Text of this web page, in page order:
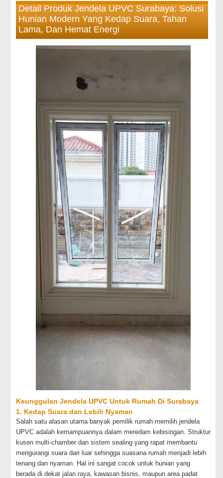
Detail Produk Jendela UPVC Surabaya: Solusi
Hunian Modern Yang Kedap Suara, Tahan
Lama, Dan Hemat Energi
Keunggulan Jendela UPVC Untuk Rumah Di Surabaya
1. Kedap Suara dan Lebih Nyaman
Salah satu alasan utama banyak pemilik rumah memilih jendela
UPVC adalah kemampuannya dalam meredam kebisingan. Struktur
kusen multi-chamber dan sistem sealing yang rapat membantu
mengurangi suara dari luar sehingga suasana rumah menjadi lebih
tenang dan nyaman. Hal ini sangat cocok untuk hunian yang
berada di dekat jalan raya, kawasan bisnis, maupun area padat